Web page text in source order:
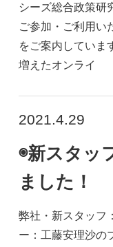
シーズ総合政策研
ご参加・ご利用い
をご案内していま
増えたオンライ
2021.4.29
◉新スタッ
ました！
弊社・新スタッフ
ー：工藤安理沙の